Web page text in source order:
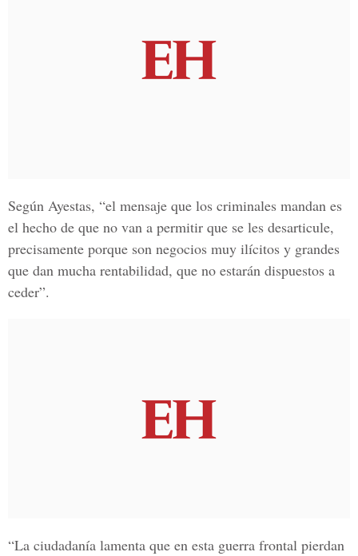
Según Ayestas, “el mensaje que los criminales mandan es
el hecho de que no van a permitir que se les desarticule,
precisamente porque son negocios muy ilícitos y grandes
que dan mucha rentabilidad, que no estarán dispuestos a
ceder”.
“La ciudadanía lamenta que en esta guerra frontal pierdan